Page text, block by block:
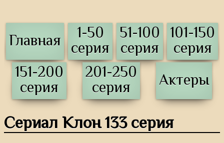
Главная 1-50
серия
51-100
серия
101-150
серия
151-200
серия
201-250
серия Актеры
Сериал Клон 133 серия